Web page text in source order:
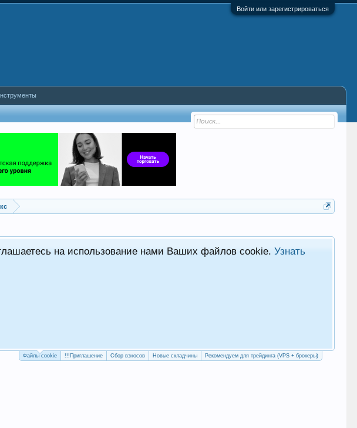
Войти или зарегистрироваться
на использование нами Ваших файлов cookie.Узнать
Файлы cookie !!!Приглашение Сбор взносов Новые складчины Рекомендуем для трейдинга (VPS + брокеры)